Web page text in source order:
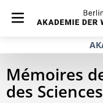
Mémoires
des